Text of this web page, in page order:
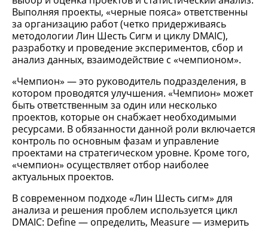
Выполняя проекты, «черные пояса» ответственны
за организацию работ (четко придерживаясь
методологии Лин Шесть Сигм и циклу DMAIC),
разработку и проведение экспериментов, сбор и
анализ данных, взаимодействие с «чемпионом».
«Чемпион» — это руководитель подразделения, в
котором проводятся улучшения. «Чемпион» может
быть ответственным за один или несколько
проектов, которые он снабжает необходимыми
ресурсами. В обязанности данной роли включается
контроль по основным фазам и управление
проектами на стратегическом уровне. Кроме того,
«чемпион» осуществляет отбор наиболее
актуальных проектов.
В современном подходе «Лин Шесть сигм» для
анализа и решения проблем используется цикл
DMAIC: Define — определить, Measure — измерить